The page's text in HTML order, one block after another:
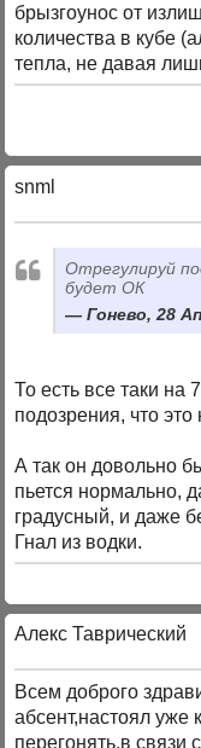
брызгоунос от
количества в кубе
тепла, не давая
snml
Отрегулируй
будет ОК
Гонево, 28
То есть все таки на
подозрения, что
А так он довольно
пьется нормально,
градусный, и даже
Гнал из водки.
Алекс Таврический
Всем доброго
абсент,настоял уже
перегонять,в связи